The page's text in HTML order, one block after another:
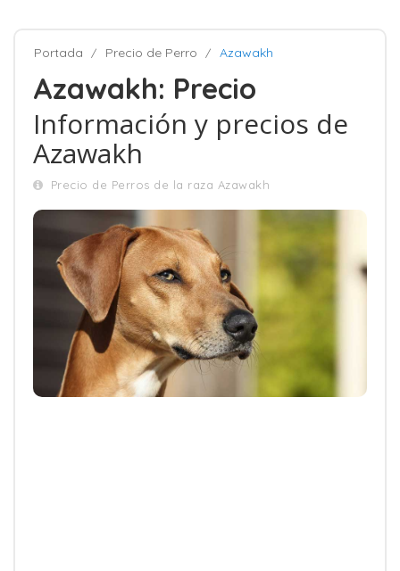
Portada Precio de Perro Azawakh
Azawakh: Precio
Información y precios de
Azawakh
Precio de Perros de la raza Azawakh